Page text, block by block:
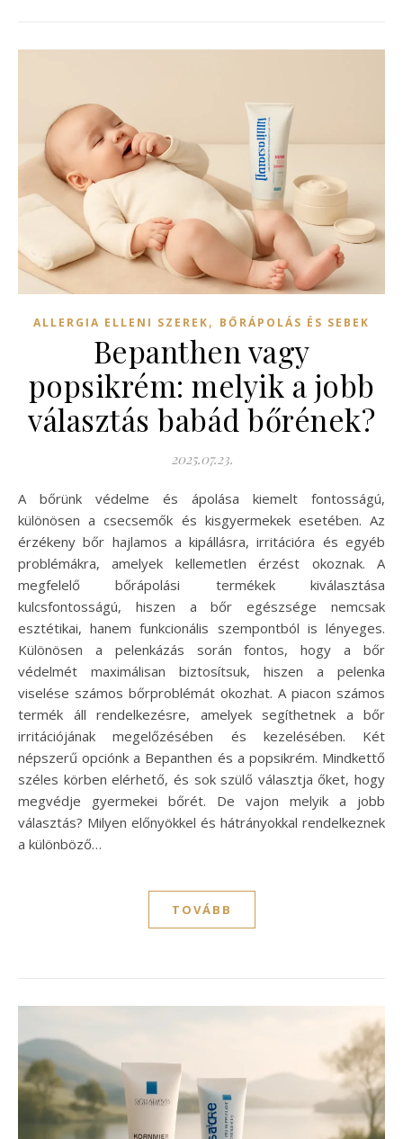
ALLERGIA ELLENI SZEREK, BŐRÁPOLÁS ÉS SEBEK
Bepanthen vagy
popsikrém: melyik a jobb
választás babád bőrének?
2025.07.23.
A bőrünk védelme és ápolása kiemelt fontosságú,
különösen a csecsemők és kisgyermekek esetében. Az
érzékeny bőr hajlamos a kipállásra, irritációra és egyéb
problémákra, amelyek kellemetlen érzést okoznak. A
megfelelő bőrápolási termékek kiválasztása
kulcsfontosságú, hiszen a bőr egészsége nemcsak
esztétikai, hanem funkcionális szempontból is lényeges.
Különösen a pelenkázás során fontos, hogy a bőr
védelmét maximálisan biztosítsuk, hiszen a pelenka
viselése számos bőrproblémát okozhat. A piacon számos
termék áll rendelkezésre, amelyek segíthetnek a bőr
irritációjának megelőzésében és kezelésében. Két
népszerű opciónk a Bepanthen és a popsikrém. Mindkettő
széles körben elérhető, és sok szülő választja őket, hogy
megvédje gyermekei bőrét. De vajon melyik a jobb
választás? Milyen előnyökkel és hátrányokkal rendelkeznek
a különböző…
TOVÁBB